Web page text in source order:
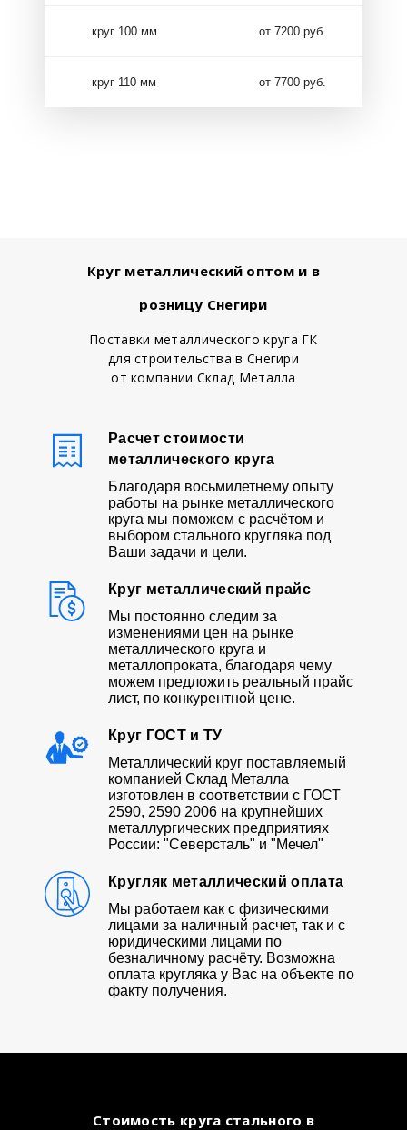
круг 100 мм от 7200 руб.
круг 110 мм от 7700 руб.
Круг металлический оптом и в
розницу Снегири
Поставки металлического круга ГК
для строительства в Снегири
от компании Склад Металла
Расчет стоимости
металлического круга
Благодаря восьмилетнему опыту
работы на рынке металлического
круга мы поможем с расчётом и
выбором стального кругляка под
Ваши задачи и цели.
Круг металлический прайс
Мы постоянно следим за
изменениями цен на рынке
металлического круга и
металлопроката, благодаря чему
можем предложить реальный прайс
лист, по конкурентной цене.
Круг ГОСТ и ТУ
Металлический круг поставляемый
компанией Склад Металла
изготовлен в соответствии с ГОСТ
2590, 2590 2006 на крупнейших
металлургических предприятиях
России: "Северсталь" и "Мечел"
Кругляк металлический оплата
Мы работаем как с физическими
лицами за наличный расчет, так и с
юридическими лицами по
безналичному расчёту. Возможна
оплата кругляка у Вас на объекте по
факту получения.
Стоимость круга стального в